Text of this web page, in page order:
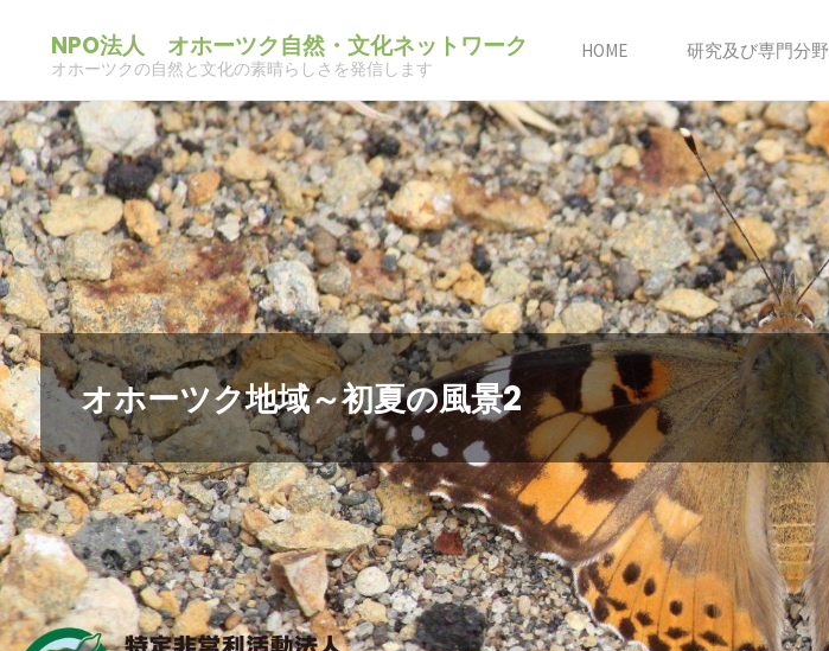
ン
ツ
へ
ス
キ
ッ
プ
NPO法人 オホーツク自然・文化ネットワーク
オホーツクの自然と文化の素晴らしさを発信します
HOME 研究及び専門分野
オホーツク地域～初夏の風景2